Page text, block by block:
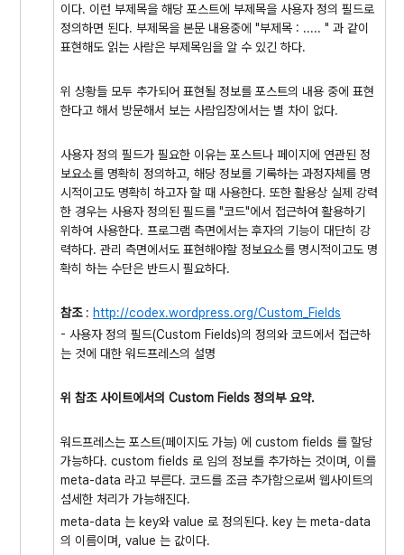
이다. 이런 부제목을 해당 포스트에 부제목을 사용자 정의 필드로
정의하면 된다. 부제목을 본문 내용중에 "부제목 : ..... " 과 같이
표현해도 읽는 사람은 부제목임을 알 수 있긴 하다.
위 상황들 모두 추가되어 표현될 정보를 포스트의 내용 중에 표현
한다고 해서 방문해서 보는 사람입장에서는 별 차이 없다.
사용자 정의 필드가 필요한 이유는 포스트나 페이지에 연관된 정
보요소를 명확히 정의하고, 해당 정보를 기록하는 과정자체를 명
시적이고도 명확히 하고자 할 때 사용한다. 또한 활용상 실제 강력
한 경우는 사용자 정의된 필드를 "코드"에서 접근하여 활용하기
위하여 사용한다. 프로그램 측면에서는 후자의 기능이 대단히 강
력하다. 관리 측면에서도 표현해야할 정보요소를 명시적이고도 명
확히 하는 수단은 반드시 필요하다.
참조: http://codex.wordpress.org/Custom_Fields
- 사용자 정의 필드(Custom Fields)의 정의와 코드에서 접근하
는 것에 대한 워드프레스의 설명
위 참조 사이트에서의 Custom Fields 정의부 요약.
워드프레스는 포스트(페이지도 가능) 에 custom fields 를 할당
가능하다. custom fields 로 임의 정보를 추가하는 것이며, 이를
meta-data 라고 부른다. 코드를 조금 추가함으로써 웹사이트의
섬세한 처리가 가능해진다.
meta-data 는 key와 value 로 정의된다. key 는 meta-data
의 이름이며, value 는 값이다.